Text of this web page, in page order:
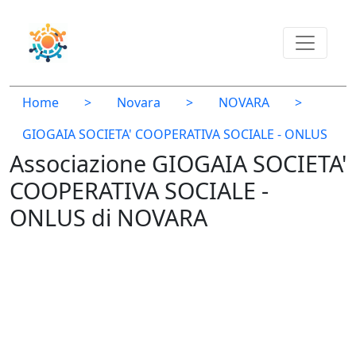
Home > Novara > NOVARA
>
GIOGAIA SOCIETA' COOPERATIVA SOCIALE - ONLUS
Associazione GIOGAIA SOCIETA'
COOPERATIVA SOCIALE -
ONLUS di NOVARA